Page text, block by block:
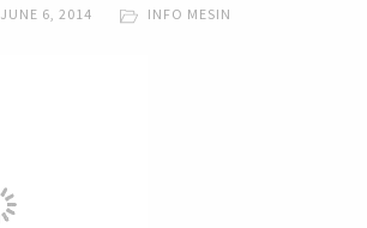
JUNE 6, 2014 INFO MESIN